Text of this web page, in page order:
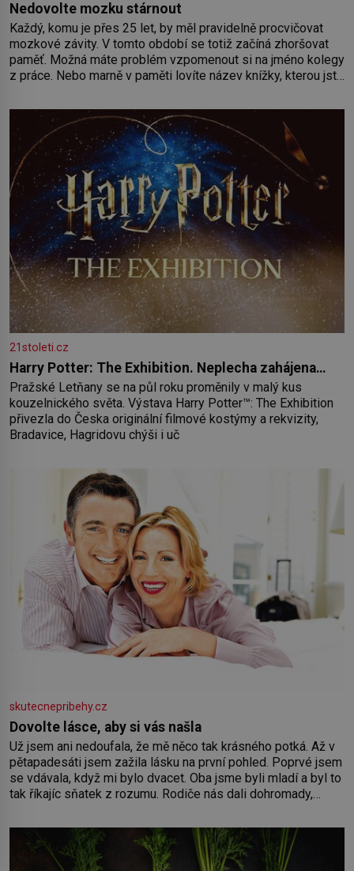
Nedovolte mozku stárnout
Každý, komu je přes 25 let, by měl pravidelně procvičovat
mozkové závity. V tomto období se totiž začíná zhoršovat
paměť. Možná máte problém vzpomenout si na jméno kolegy
z práce. Nebo marně v paměti lovíte název knížky, kterou jste
paměť rozhodla stávkovat. Cvičte
21stoleti.cz
Harry Potter: The Exhibition. Neplecha zahájena…
Pražské Letňany se na půl roku proměnily v malý kus
kouzelnického světa. Výstava Harry Potter™: The Exhibition
přivezla do Česka originální filmové kostýmy a rekvizity,
Bradavice, Hagridovu chýši i uč
skutecnepribehy.cz
Dovolte lásce, aby si vás našla
Už jsem ani nedoufala, že mě něco tak krásného potká. Až v
pětapadesáti jsem zažila lásku na první pohled. Poprvé jsem
se vdávala, když mi bylo dvacet. Oba jsme byli mladí a byl to
tak říkajíc sňatek z rozumu. Rodiče nás dali dohromady,
oběma moc nesvědčilo, brzy jsme zjistili, že